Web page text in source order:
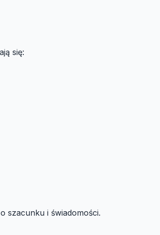
się:
szacunku i świadomości.